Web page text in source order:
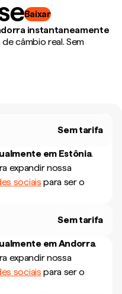
Baixar
instantaneamente
de câmbio real. Sem
Sem tarifa
em Estônia.
expandir nossa
sociais para ser o
Sem tarifa
emAndorra.
expandir nossa
sociais para ser o